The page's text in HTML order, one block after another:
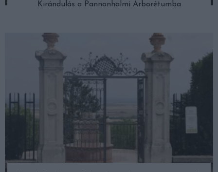
Kirándulás a Pannonhalmi Arborétumba